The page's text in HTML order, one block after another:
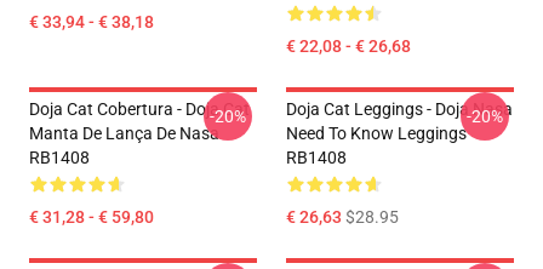
€ 33,94 - € 38,18
€ 22,08 - € 26,68
Doja Cat Cobertura - Doja Cat
Manta De Lança De Nasa
RB1408
€ 31,28 - € 59,80
-20%
Doja Cat Leggings - Doja Nasa
Need To Know Leggings
RB1408
€ 26,63 $28.95
-20%